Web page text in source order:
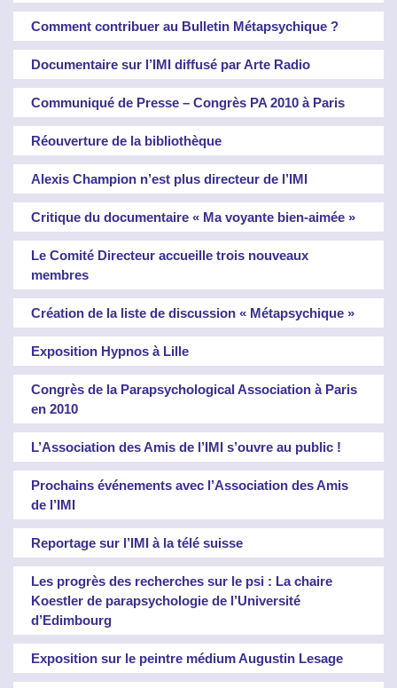
Comment contribuer au Bulletin Métapsychique ?
Documentaire sur l’IMI diffusé par Arte Radio
Communiqué de Presse – Congrès PA 2010 à Paris
Réouverture de la bibliothèque
Alexis Champion n’est plus directeur de l’IMI
Critique du documentaire « Ma voyante bien-aimée »
Le Comité Directeur accueille trois nouveaux
membres
Création de la liste de discussion « Métapsychique »
Exposition Hypnos à Lille
Congrès de la Parapsychological Association à Paris
en 2010
L’Association des Amis de l’IMI s’ouvre au public !
Prochains événements avec l’Association des Amis
de l’IMI
Reportage sur l’IMI à la télé suisse
Les progrès des recherches sur le psi : La chaire
Koestler de parapsychologie de l’Université
d’Edimbourg
Exposition sur le peintre médium Augustin Lesage